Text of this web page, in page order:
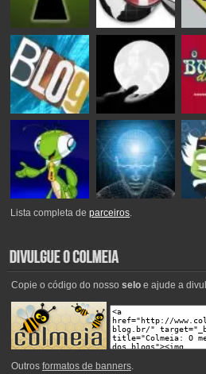
Lista completa deparceiros.
Copie o código do nosso seloe ajude a
Outros formatos de banners.